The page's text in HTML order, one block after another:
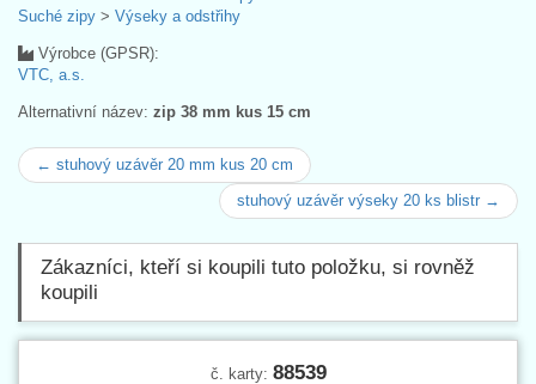
Suché zipy > Výseky a odstřihy
Výrobce (GPSR):
VTC, a.s.
Alternativní název: zip 38 mm kus 15 cm
← stuhový uzávěr 20 mm kus 20 cm
stuhový uzávěr výseky 20 ks blistr →
Zákazníci, kteří si koupili tuto položku, si rovněž
koupili
č. karty: 88539